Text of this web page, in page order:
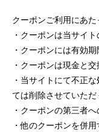
クーポンご利用にあ
クーポンは当サイト
クーポンには有効期
クーポンは現金と交
当サイトにて不正
ては削除させていただ
クーポンの第三者へ
他のクーポンを併用